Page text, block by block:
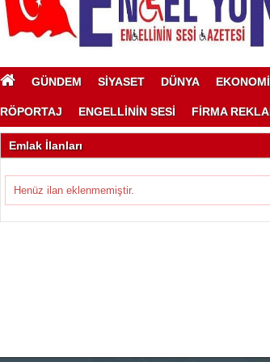
GÜNDEM SİYASET DÜNYA EKONOMİ
RÖPORTAJ ENGELLİNİN SESİ FİRMA
Emlak İlanları
Henüz ilan eklenmemiştir.